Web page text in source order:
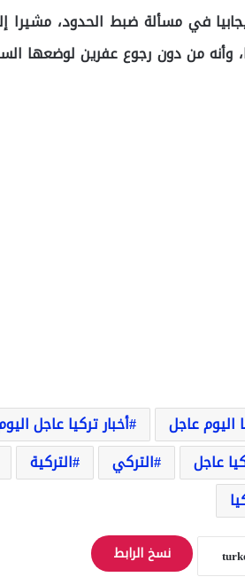
في مسألة ضبط الحدود، مشيرا
من دون رجوع عفرين لوضعها
اليوم عاجل
أخبار تركيا عاجل
عاجل التركي التركية
نسخ الرابط